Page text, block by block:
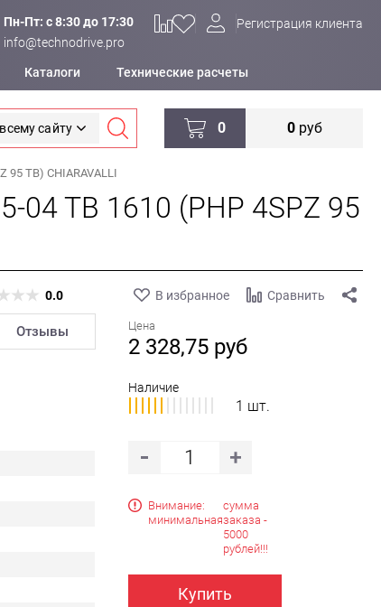
Пн-Пт: c 8:30 до 17:30
info@technodrive.pro
Регистрация клиента
Каталоги Технические расчеты
сайту 0 0руб
95 TB) CHIARAVALLI
04 TB 1610 (PHP 4SPZ 95
0.0 В избранное Сравнить
Цена
2 328,75 руб
Наличие
1 шт.
Внимание:
минимальная
сумма
заказа -
5000
рублей!!!
Купить
Отзывы